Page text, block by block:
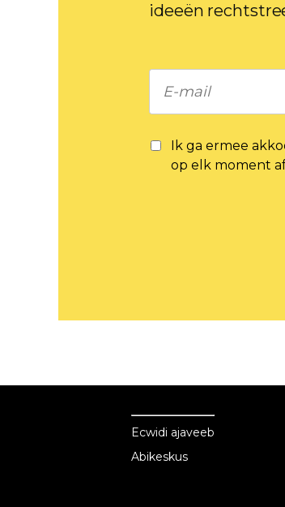
ideeën
Ik ga ermee
op elk moment
Ecwidi ajaveeb
Abikeskus